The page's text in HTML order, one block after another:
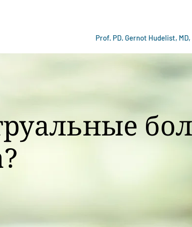
Prof. PD. Gernot Hudelist, MD,